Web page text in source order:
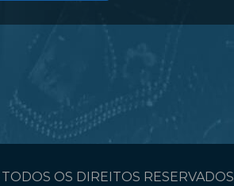
OS DIREITOS RESERVADOS